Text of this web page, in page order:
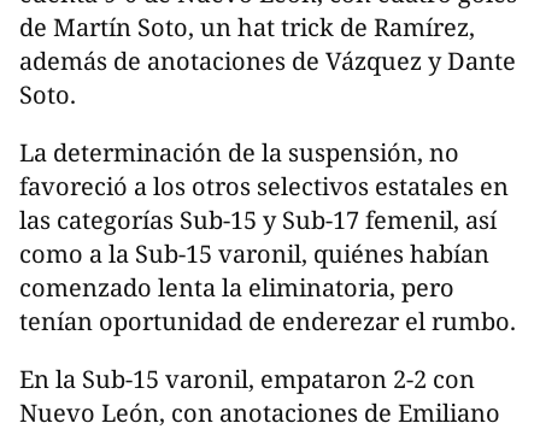
de Martín Soto, un hat trick de Ramírez,
además de anotaciones de Vázquez y Dante
Soto.
La determinación de la suspensión, no
favoreció a los otros selectivos estatales en
las categorías Sub-15 y Sub-17 femenil, así
como a la Sub-15 varonil, quiénes habían
comenzado lenta la eliminatoria, pero
tenían oportunidad de enderezar el rumbo.
En la Sub-15 varonil, empataron 2-2 con
Nuevo León, con anotaciones de Emiliano